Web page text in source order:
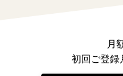
月
初回ご登録